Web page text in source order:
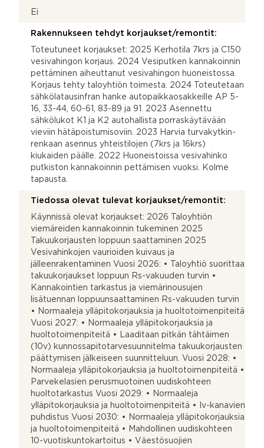
Ei
Rakennukseen tehdyt korjaukset/remontit:
Toteutuneet korjaukset: 2025 Kerhotila 7krs ja C150
vesivahingon korjaus. 2024 Vesiputken kannakoinnin
pettäminen aiheuttanut vesivahingon huoneistossa.
Korjaus tehty taloyhtiön toimesta. 2024 Toteutetaan
sähkölatausinfran hanke autopaikkaosakkeille AP 5-
16, 33-44, 60-61, 83-89 ja 91. 2023 Asennettu
sähkölukot K1 ja K2 autohallista porraskäytävään
vieviin hätäpoistumisoviin. 2023 Harvia turvakytkin-
renkaan asennus yhteistilojen (7krs ja 16krs)
kiukaiden päälle. 2022 Huoneistoissa vesivahinko
putkiston kannakoinnin pettämisen vuoksi. Kolme
tapausta.
Tiedossa olevat tulevat korjaukset/remontit:
Käynnissä olevat korjaukset: 2026 Taloyhtiön
viemäreiden kannakoinnin tukeminen 2025
Takuukorjausten loppuun saattaminen 2025
Vesivahinkojen vaurioiden kuivaus ja
jälleenrakentaminen Vuosi 2026: • Taloyhtiö suorittaa
takuukorjaukset loppuun Rs-vakuuden turvin •
Kannakointien tarkastus ja viemärinousujen
lisätuennan loppuunsaattaminen Rs-vakuuden turvin
• Normaaleja ylläpitokorjauksia ja huoltotoimenpiteitä
Vuosi 2027: • Normaaleja ylläpitokorjauksia ja
huoltotoimenpiteitä • Laaditaan pitkän tähtäimen
(10v) kunnossapitotarvesuunnitelma takuukorjausten
päättymisen jälkeiseen suunnitteluun. Vuosi 2028: •
Normaaleja ylläpitokorjauksia ja huoltotoimenpiteitä •
Parvekelasien perusmuotoinen uudiskohteen
huoltotarkastus Vuosi 2029: • Normaaleja
ylläpitokorjauksia ja huoltotoimenpiteitä • Iv-kanavien
puhdistus Vuosi 2030: • Normaaleja ylläpitokorjauksia
ja huoltotoimenpiteitä • Mahdollinen uudiskohteen
10-vuotiskuntokartoitus • Väestösuojien